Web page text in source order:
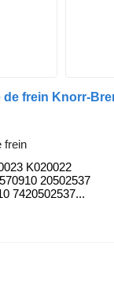
frein
K020022
20502537
7420502537...